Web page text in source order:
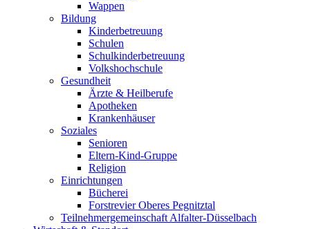
Wappen
Bildung
Kinderbetreuung
Schulen
Schulkinderbetreuung
Volkshochschule
Gesundheit
Ärzte & Heilberufe
Apotheken
Krankenhäuser
Soziales
Senioren
Eltern-Kind-Gruppe
Religion
Einrichtungen
Bücherei
Forstrevier Oberes Pegnitztal
Teilnehmergemeinschaft Alfalter-Düsselbach